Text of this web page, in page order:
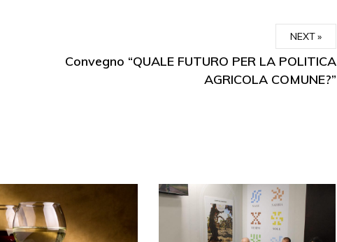
NEXT
Convegno “QUALE FUTURO PER LA POLITICA
AGRICOLA COMUNE?”